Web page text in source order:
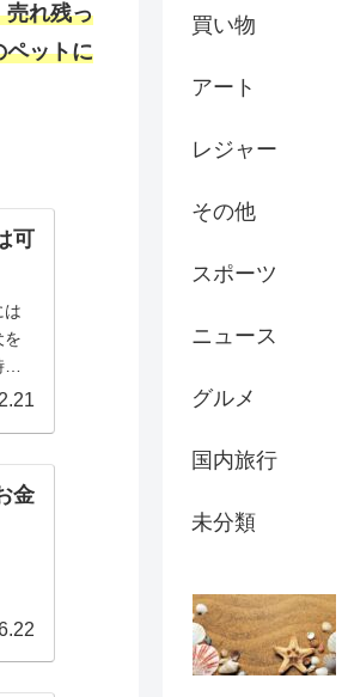
売れ残っ
ペットに
可
は
を
金
買い物
アート
レジャー
その他
スポーツ
ニュース
グルメ
国内旅行
未分類